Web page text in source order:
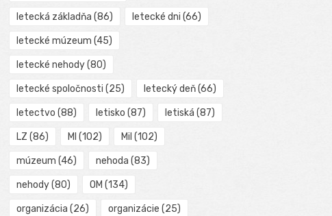
letecká základňa (86) letecké dni (66)
letecké múzeum (45)
letecké nehody(80)
letecké spoločnosti (25) letecký deň(66)
letectvo (88) letisko (87) letiská (87)
LZ (86) MI (102) Mil (102)
múzeum (46) nehoda (83)
nehody(80) OM (134)
organizácia (26) organizácie (25)